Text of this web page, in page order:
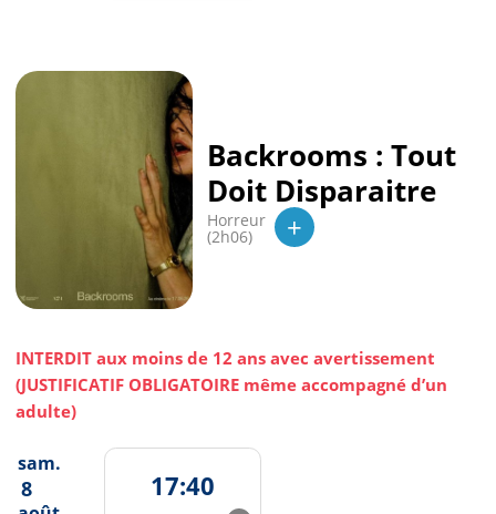
Backrooms : Tout
Doit Disparaitre
Horreur
(2h06) +
INTERDIT aux moins de 12 ans avec avertissement
(JUSTIFICATIF OBLIGATOIRE même accompagné d’un
adulte)
sam.
8 17:40